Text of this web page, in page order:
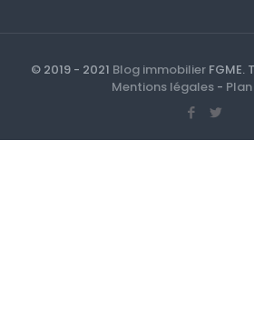
© 2019 - 2021 Blog immobilierFGME.
Mentions légales -